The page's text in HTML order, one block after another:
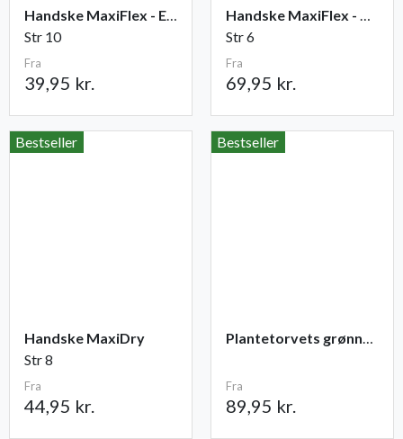
Handske MaxiFlex - Elite
Str 10
Fra
39,95 kr.
Handske MaxiFlex - Cut
Str 6
Fra
69,95 kr.
Bestseller
Handske MaxiDry
Str 8
Fra
44,95 kr.
Bestseller
Plantetorvets grønne vandingspose 75 liter
Fra
89,95 kr.